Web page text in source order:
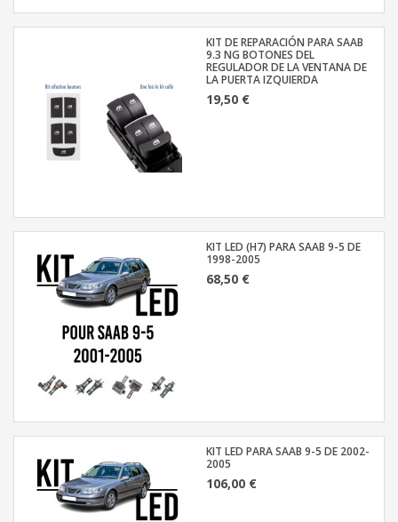
KIT DE REPARACIÓN PARA SAAB
9.3 NG BOTONES DEL
REGULADOR DE LA VENTANA DE
LA PUERTA IZQUIERDA
19,50 €
KIT LED (H7) PARA SAAB 9-5 DE
1998-2005
68,50 €
KIT LED PARA SAAB 9-5 DE 2002-
2005
106,00 €